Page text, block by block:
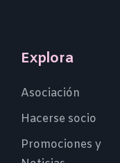
Explora
Asociación
Hacerse socio
Promociones y